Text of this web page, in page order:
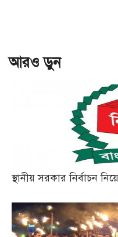
আরও ড়ুন
স্থানীয় সরকার নির্বাচন